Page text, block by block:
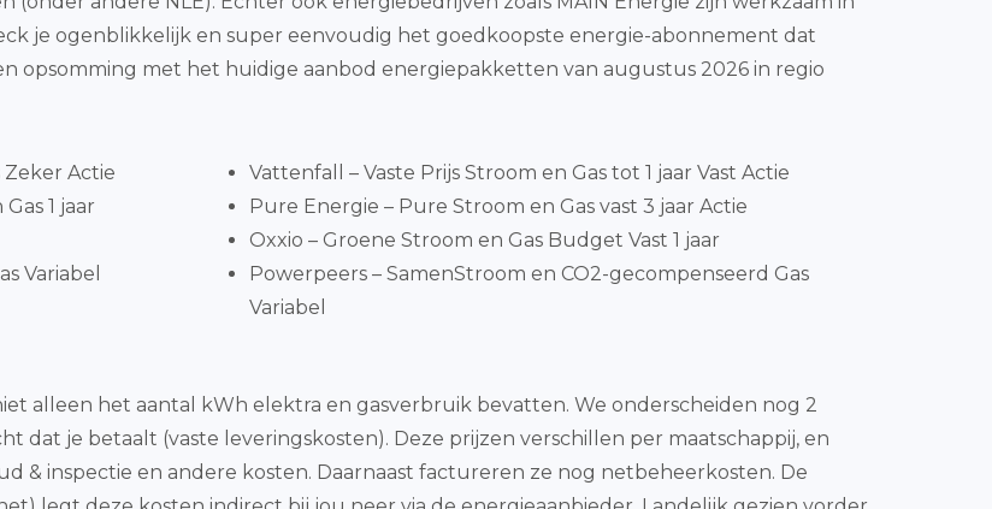
je ogenblikkelijk en super eenvoudig het goedkoopste energie-abonnement dat
opsomming met het huidige aanbod energiepakketten van augustus 2026 in regio
Zeker Actie
1 jaar
Variabel
Vattenfall – Vaste Prijs Stroom en Gas tot 1 jaar Vast Actie
Pure Energie – Pure Stroom en Gas vast 3 jaar Actie
Oxxio – Groene Stroom en Gas Budget Vast 1 jaar
Powerpeers – SamenStroom en CO2-gecompenseerd Gas
Variabel
alleen het aantal kWh elektra en gasverbruik bevatten. We onderscheiden nog 2
dat je betaalt (vaste leveringskosten). Deze prijzen verschillen per maatschappij, en
& inspectie en andere kosten. Daarnaast factureren ze nog netbeheerkosten. De